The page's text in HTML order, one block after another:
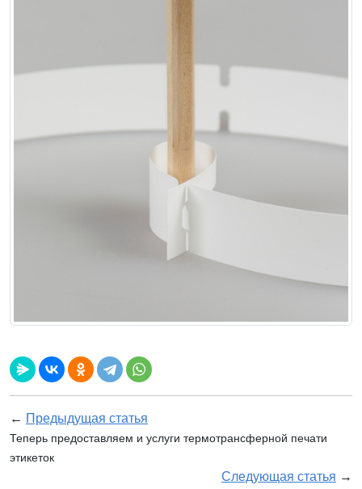
← Предыдущая статья
Теперь предоставляем и услуги термотрансферной печати
этикеток
Следующая статья →